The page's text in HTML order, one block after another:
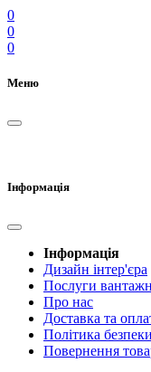
0
0
0
Меню
Інформація
Інформація
Дизайн інтер'єра
Послуги
Про нас
Доставка та
Політика безпеки
Повернення